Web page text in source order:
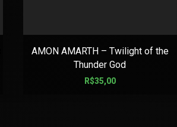
AMON AMARTH – Twilight of the
Thunder God
R$35,00